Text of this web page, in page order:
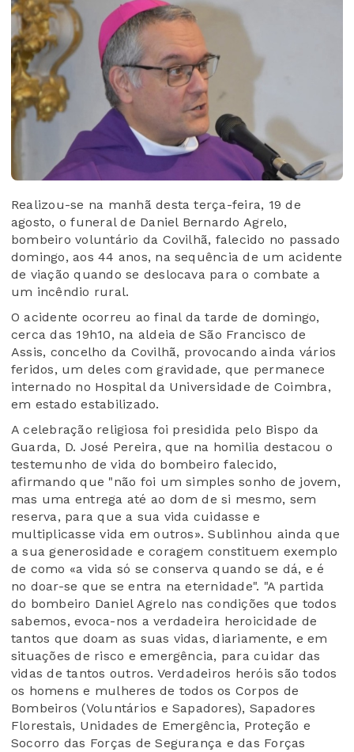
Realizou-se na manhã desta terça-feira, 19 de
agosto, o funeral de Daniel Bernardo Agrelo,
bombeiro voluntário da Covilhã, falecido no passado
domingo, aos 44 anos, na sequência de um acidente
de viação quando se deslocava para o combate a
um incêndio rural.
O acidente ocorreu ao final da tarde de domingo,
cerca das 19h10, na aldeia de São Francisco de
Assis, concelho da Covilhã, provocando ainda vários
feridos, um deles com gravidade, que permanece
internado no Hospital da Universidade de Coimbra,
em estado estabilizado.
A celebração religiosa foi presidida pelo Bispo da
Guarda, D. José Pereira, que na homilia destacou o
testemunho de vida do bombeiro falecido,
afirmando que "não foi um simples sonho de jovem,
mas uma entrega até ao dom de si mesmo, sem
reserva, para que a sua vida cuidasse e
multiplicasse vida em outros». Sublinhou ainda que
a sua generosidade e coragem constituem exemplo
de como «a vida só se conserva quando se dá, e é
no doar-se que se entra na eternidade". "A partida
do bombeiro Daniel Agrelo nas condições que todos
sabemos, evoca-nos a verdadeira heroicidade de
tantos que doam as suas vidas, diariamente, e em
situações de risco e emergência, para cuidar das
vidas de tantos outros. Verdadeiros heróis são todos
os homens e mulheres de todos os Corpos de
Bombeiros (Voluntários e Sapadores), Sapadores
Florestais, Unidades de Emergência, Proteção e
Socorro das Forças de Segurança e das Forças